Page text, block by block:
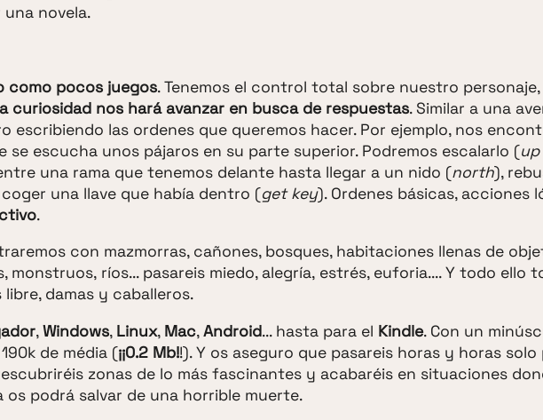
una novela.
como pocos juegos. Tenemos el control total sobre nuestro personaje,
curiosidad nos hará avanzar en busca de respuestas. Similar a una
escribiendo las ordenes que queremos hacer. Por ejemplo, nos
se escucha unos pájaros en su parte superior. Podremos escalarlo (
una rama que tenemos delante hasta llegar a un nido (north),
una llave que había dentro (get key). Ordenes básicas, acciones
.
con mazmorras, cañones, bosques, habitaciones llenas de
monstruos, ríos... pasareis miedo, alegría, estrés, euforia.... Y todo ello
libre, damas y caballeros.
,Windows, Linux, Mac,Android... hasta para el Kindle. Con un
de média (¡¡0.2 Mb!!). Y os aseguro que pasareis horas y horas solo
zonas de lo más fascinantes y acabaréis en situaciones
os podrá salvar de una horrible muerte.